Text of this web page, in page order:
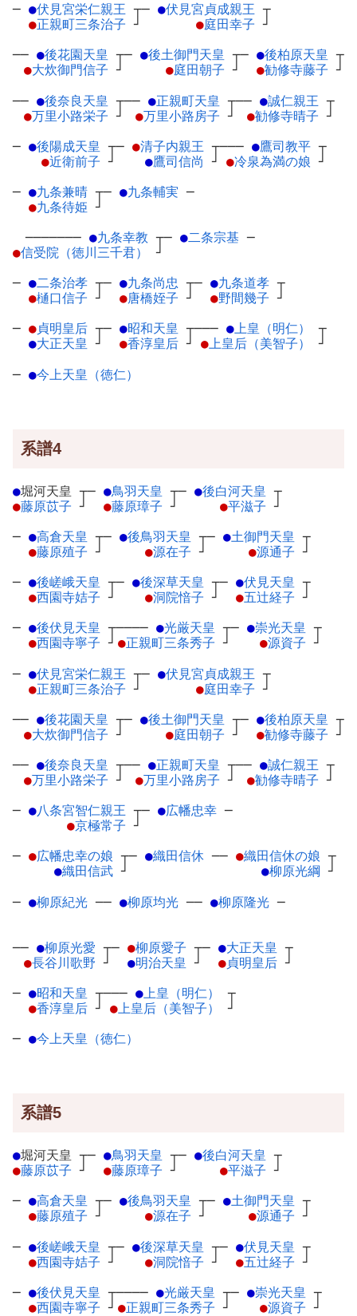
─ ●伏見宮栄仁親王 ┬
●正親町三条治子 ┘
─ ●伏見宮貞成親王 ┬
●庭田幸子 ┘
── ●後花園天皇 ┬
●大炊御門信子 ┘
─ ●後土御門天皇 ┬
●庭田朝子 ┘
─ ●後柏原天皇 ┬
●勧修寺藤子 ┘
── ●後奈良天皇 ┬
●万里小路栄子 ┘
── ●正親町天皇 ┬
●万里小路房子 ┘
── ●誠仁親王 ┬
●勧修寺晴子 ┘
─ ●後陽成天皇 ┬
●近衛前子 ┘
─ ●清子内親王 ┬
●鷹司信尚 ┘
─── ●鷹司教平 ┬
●冷泉為満の娘 ┘
─ ●九条兼晴 ┬
●九条待姫 ┘
─ ●九条輔実 ─
─────── ●九条幸教 ┬
●信受院（徳川三千君） ┘
─ ●二条宗基 ─
─ ●二条治孝 ┬
●樋口信子 ┘
─ ●九条尚忠 ┬
●唐橋姪子 ┘
─ ●九条道孝 ┬
●野間幾子 ┘
─ ●貞明皇后 ┬
●大正天皇 ┘
─ ●昭和天皇 ┬
●香淳皇后 ┘
─── ●上皇（明仁）
┬
●上皇后（美智子） ┘
─ ●今上天皇（徳仁）
系譜4
●堀河天皇 ┬
●藤原苡子 ┘
─ ●鳥羽天皇 ┬
●藤原璋子 ┘
─ ●後白河天皇 ┬
●平滋子 ┘
─ ●高倉天皇 ┬
●藤原殖子 ┘
─ ●後鳥羽天皇 ┬
●源在子 ┘
─ ●土御門天皇 ┬
●源通子 ┘
─ ●後嵯峨天皇 ┬
●西園寺姞子 ┘
─ ●後深草天皇 ┬
●洞院愔子 ┘
─ ●伏見天皇 ┬
●五辻経子 ┘
─ ●後伏見天皇 ┬
●西園寺寧子 ┘
──── ●光厳天皇 ┬
●正親町三条秀子 ┘
─ ●崇光天皇 ┬
●源資子 ┘
─ ●伏見宮栄仁親王 ┬
●正親町三条治子 ┘
─ ●伏見宮貞成親王 ┬
●庭田幸子 ┘
── ●後花園天皇 ┬
●大炊御門信子 ┘
─ ●後土御門天皇 ┬
●庭田朝子 ┘
─ ●後柏原天皇 ┬
●勧修寺藤子 ┘
── ●後奈良天皇 ┬
●万里小路栄子 ┘
── ●正親町天皇 ┬
●万里小路房子 ┘
── ●誠仁親王 ┬
●勧修寺晴子 ┘
─ ●八条宮智仁親王 ┬
●京極常子 ┘
─ ●広幡忠幸 ─
─ ●広幡忠幸の娘 ┬
●織田信武 ┘
─ ●織田信休 ── ●織田信休の娘 ┬
●柳原光綱 ┘
─ ●柳原紀光 ── ●柳原均光 ── ●柳原隆光 ─
── ●柳原光愛 ┬
●長谷川歌野 ┘
─ ●柳原愛子 ┬
●明治天皇 ┘
─ ●大正天皇 ┬
●貞明皇后 ┘
─ ●昭和天皇 ┬
●香淳皇后 ┘
─── ●上皇（明仁）
┬
●上皇后（美智子） ┘
─ ●今上天皇（徳仁）
系譜5
●堀河天皇 ┬
●藤原苡子 ┘
─ ●鳥羽天皇 ┬
●藤原璋子 ┘
─ ●後白河天皇 ┬
●平滋子 ┘
─ ●高倉天皇 ┬
●藤原殖子 ┘
─ ●後鳥羽天皇 ┬
●源在子 ┘
─ ●土御門天皇 ┬
●源通子 ┘
─ ●後嵯峨天皇 ┬
●西園寺姞子 ┘
─ ●後深草天皇 ┬
●洞院愔子 ┘
─ ●伏見天皇 ┬
●五辻経子 ┘
─ ●後伏見天皇 ┬
●西園寺寧子 ┘
──── ●光厳天皇 ┬
●正親町三条秀子 ┘
─ ●崇光天皇 ┬
●源資子 ┘